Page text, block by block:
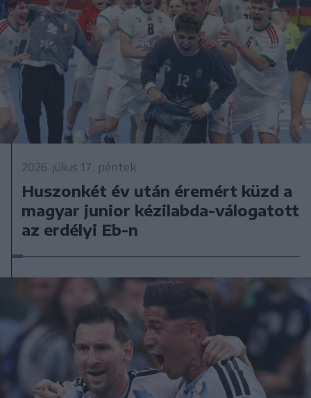
2026. július 17., péntek
Huszonkét év után éremért küzd a
magyar junior kézilabda-válogatott
az erdélyi Eb-n